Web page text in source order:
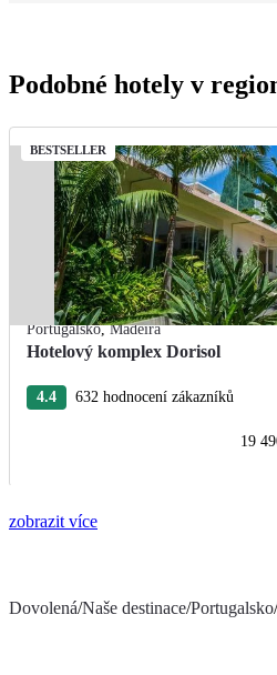
Podobné hotely v
BESTSELLER
Portugalsko,Madeira
Hotelový komplex Dorisol
4.4 632 hodnocení zákazníků
19
zobrazit více
Dovolená/Naše destinace/Portugalsko/